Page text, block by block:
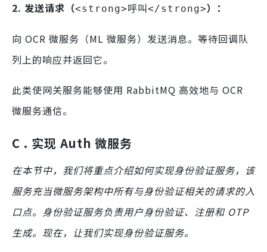
2. 发送请求（<strong>呼叫</strong>）：
向 OCR 微服务（ML 微服务）发送消息。等待回调队
列上的响应并返回它。
此类使网关服务能够使用 RabbitMQ 高效地与 OCR
微服务通信。
C . 实现 Auth 微服务
在本节中，我们将重点介绍如何实现身份验证服务，该
服务充当微服务架构中所有与身份验证相关的请求的入
口点。身份验证服务负责用户身份验证、注册和 OTP
生成。现在，让我们实现身份验证服务。